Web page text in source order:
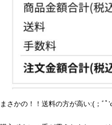
まさかの！！送料の方が高い:(；ﾞﾟ